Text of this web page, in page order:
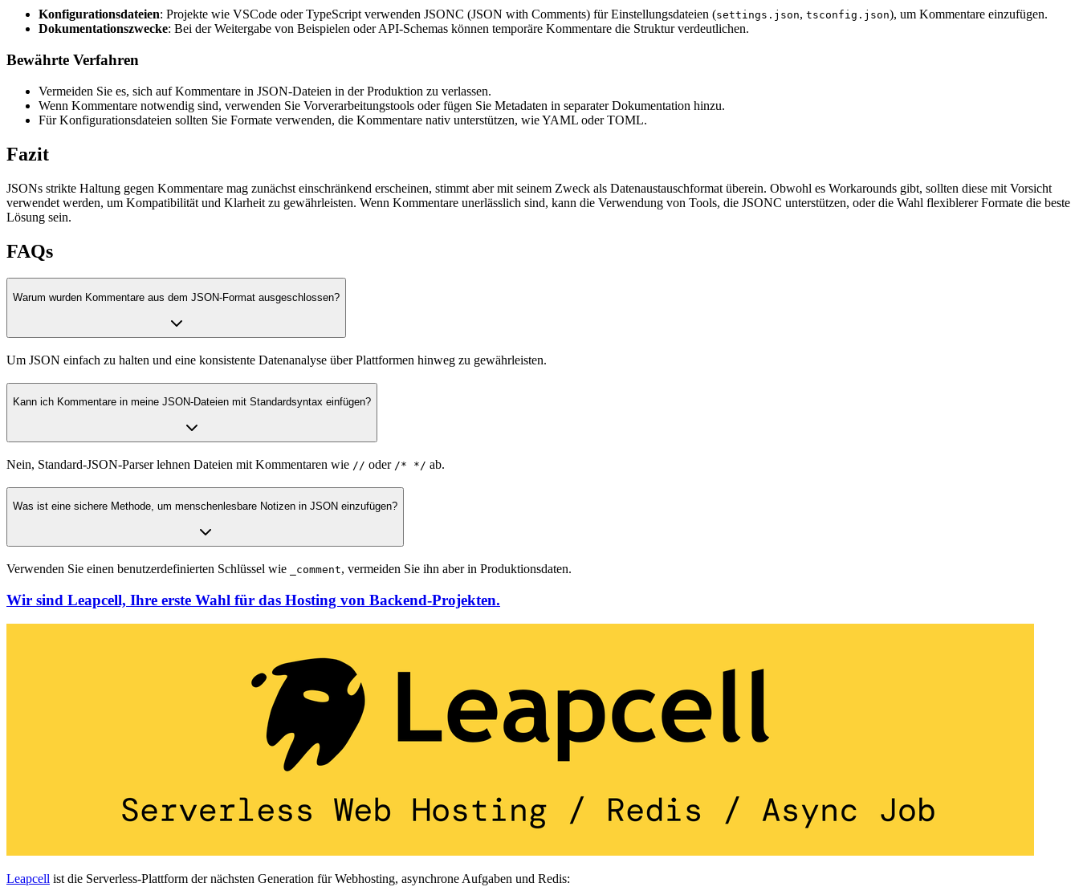
Konfigurationsdateien: Projekte wie VSCode oder TypeScript verwenden JSONC (JSON with Comments) für Einstellungsdateien (settings.json, tsconfig.json), um Kommentare einzufügen.
Dokumentationszwecke: Bei der Weitergabe von Beispielen oder API-Schemas können temporäre Kommentare die Struktur verdeutlichen.
Bewährte Verfahren
Vermeiden Sie es, sich auf Kommentare in JSON-Dateien in der Produktion zu verlassen.
Wenn Kommentare notwendig sind, verwenden Sie Vorverarbeitungstools oder fügen Sie Metadaten in separater Dokumentation hinzu.
Für Konfigurationsdateien sollten Sie Formate verwenden, die Kommentare nativ unterstützen, wie YAML oder TOML.
Fazit
JSONs strikte Haltung gegen Kommentare mag zunächst einschränkend erscheinen, stimmt aber mit seinem Zweck als Datenaustauschformat überein. Obwohl es Workarounds gibt, sollten diese mit Vorsicht
verwendet werden, um Kompatibilität und Klarheit zu gewährleisten. Wenn Kommentare unerlässlich sind, kann die Verwendung von Tools, die JSONC unterstützen, oder die Wahl flexiblerer Formate die beste
Lösung sein.
FAQs
Warum wurden Kommentare aus dem JSON-Format ausgeschlossen?
Um JSON einfach zu halten und eine konsistente Datenanalyse über Plattformen hinweg zu gewährleisten.
Kann ich Kommentare in meine JSON-Dateien mit Standardsyntax einfügen?
Nein, Standard-JSON-Parser lehnen Dateien mit Kommentaren wie // oder /* */ ab.
Was ist eine sichere Methode, um menschenlesbare Notizen in JSON einzufügen?
Verwenden Sie einen benutzerdefinierten Schlüssel wie _comment, vermeiden Sie ihn aber in Produktionsdaten.
Wir sind Leapcell, Ihre erste Wahl für das Hosting von Backend-Projekten.
Leapcell ist die Serverless-Plattform der nächsten Generation für Webhosting, asynchrone Aufgaben und Redis: